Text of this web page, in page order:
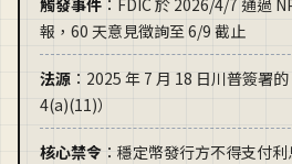
報，60 天意見徵詢至 6/9 截止
法源 ：2025 年 7 月 18 日川普簽署
4(a)(11)）
核心禁令 ：穩定幣發行方不得支付